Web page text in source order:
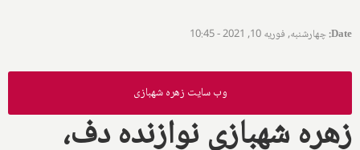
Date
:چهارشنبه, فوریه 10, 2021 - 10:45
وب سایت زهره شهبازی
زهره شهبازی نوازنده دف،